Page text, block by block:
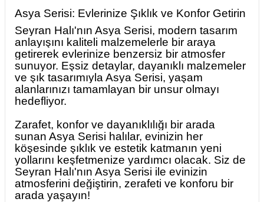
Asya Serisi: Evlerinize Şıklık ve Konfor Getirin
Seyran Halı'nın Asya Serisi, modern tasarım
anlayışını kaliteli malzemelerle bir araya
getirerek evlerinize benzersiz bir atmosfer
sunuyor. Eşsiz detaylar, dayanıklı malzemeler
ve şık tasarımıyla Asya Serisi, yaşam
alanlarınızı tamamlayan bir unsur olmayı
hedefliyor.
Zarafet, konfor ve dayanıklılığı bir arada
sunan Asya Serisi halılar, evinizin her
köşesinde şıklık ve estetik katmanın yeni
yollarını keşfetmenize yardımcı olacak. Siz de
Seyran Halı'nın Asya Serisi ile evinizin
atmosferini değiştirin, zerafeti ve konforu bir
arada yaşayın!